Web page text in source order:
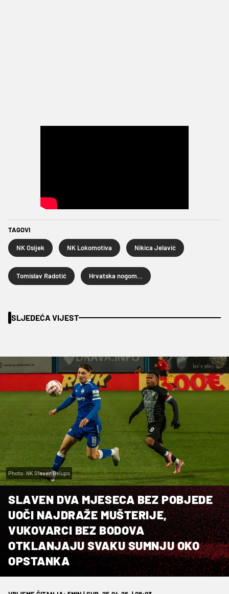
TAGOVI
NK Osijek NK Lokomotiva Nikica Jelavić
Tomislav Radotić
SLJEDEĆA VIJEST
Photo: NK Slaven Belupo
SLAVEN DVA MJESECA BEZ POBJEDE
UOČI NAJDRAŽE MUŠTERIJE,
VUKOVARCI BEZ BODOVA
OTKLANJAJU SVAKU SUMNJU OKO
OPSTANKA